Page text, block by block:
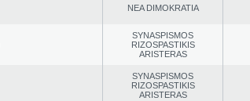
NEA DΙMOKRATIA
SYNASPISMOS
RIZOSPASTIKIS
ARISTERAS
SYNASPISMOS
RIZOSPASTIKIS
ARISTERAS